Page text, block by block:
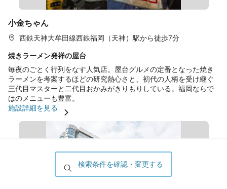
検索条件を確認・変更する
小金ちゃん
西鉄天神大牟田線西鉄福岡（天神）駅から徒歩7分
焼きラーメン発祥の屋台
毎夜のごとく行列をなす人気店。屋台グルメの定番となった焼き
ラーメンを考案するほどの研究熱心さと、初代の人柄を受け継ぐ
三代目マスターと二代目おかみがきりもりしている。福岡ならで
はのメニューも豊富。
施設詳細を見る